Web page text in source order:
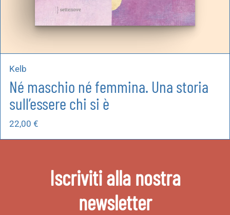
Kelb
Né maschio né femmina. Una storia
sull’essere chi si è
22,00 €
Iscriviti alla nostra
newsletter